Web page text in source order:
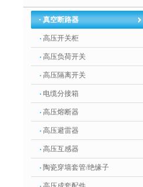
真空断路器
高压开关柜
高压负荷开关
高压隔离开关
电缆分接箱
高压熔断器
高压避雷器
高压互感器
陶瓷穿墙套管/绝缘子